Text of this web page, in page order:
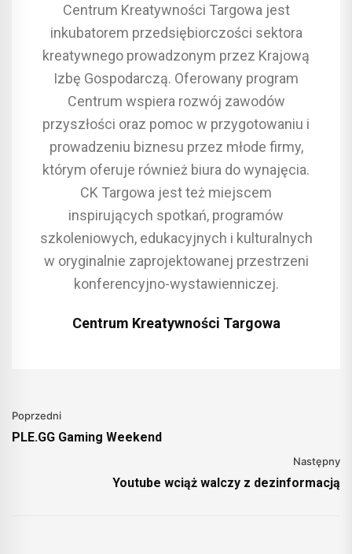
Centrum Kreatywności Targowa jest
inkubatorem przedsiębiorczości sektora
kreatywnego prowadzonym przez Krajową
Izbę Gospodarczą. Oferowany program
Centrum wspiera rozwój zawodów
przyszłości oraz pomoc w przygotowaniu i
prowadzeniu biznesu przez młode firmy,
którym oferuje również biura do wynajęcia.
CK Targowa jest też miejscem
inspirujących spotkań, programów
szkoleniowych, edukacyjnych i kulturalnych
w oryginalnie zaprojektowanej przestrzeni
konferencyjno-wystawienniczej.
Centrum Kreatywności Targowa
Poprzedni
PLE.GG Gaming Weekend
Następny
Youtube wciąż walczy z dezinformacją